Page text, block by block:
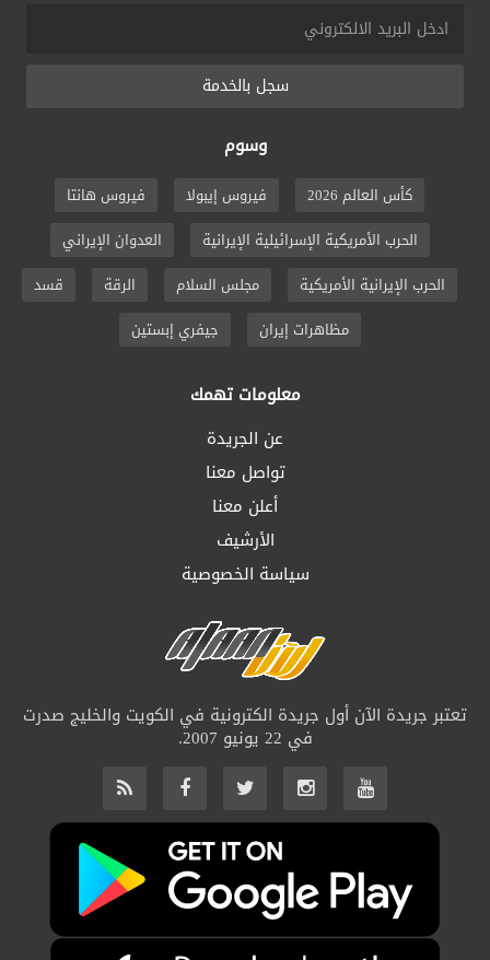
سجل بالخدمة
وسوم
كأس العالم 2026 فيروس إيبولا
فيروس هانتا
الحرب الأمريكية الإسرائيلية الإيرانية
العدوان الإيراني
الحرب الإيرانية الأمريكية
مجلس السلام الرقة
قسد
مظاهرات إيران
جيفري إبستين
معلومات تهمك
عن الجريدة
تواصل معنا
أعلن معنا
الأرشيف
سياسة الخصوصية
تعتبر جريدة الآن أول جريدة الكترونية في الكويت والخليج صدرت
في 22 يونيو 2007.